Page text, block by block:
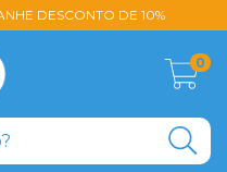
DESCONTO DE 10%
0